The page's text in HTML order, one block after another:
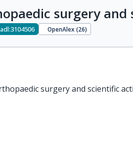
surgery
OpenAlex (26)
surgery and scientific